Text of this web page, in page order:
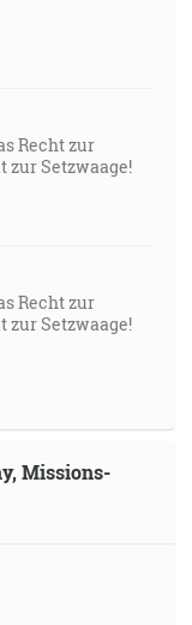
Recht zur
Setzwaage!
Recht zur
Setzwaage!
Missions-